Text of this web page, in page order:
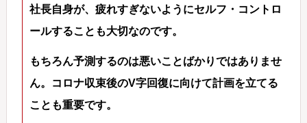
社長自身が、疲れすぎないようにセルフ・コントロ
ールすることも大切なのです。
もちろん予測するのは悪いことばかりではありませ
ん。コロナ収束後のV字回復に向けて計画を立てる
ことも重要です。